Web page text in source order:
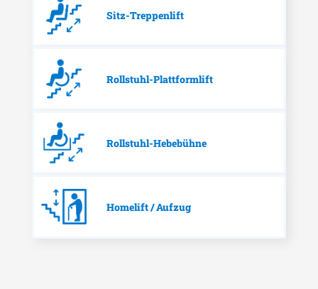
Sitz-Treppenlift
Rollstuhl-Plattformlift
Rollstuhl-Hebebühne
Homelift / Aufzug